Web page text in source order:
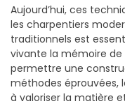
Aujourd’hui, ces
les charpentiers
traditionnels est
vivante la mémoire de
permettre une
méthodes éprouvées,
à valoriser la matière